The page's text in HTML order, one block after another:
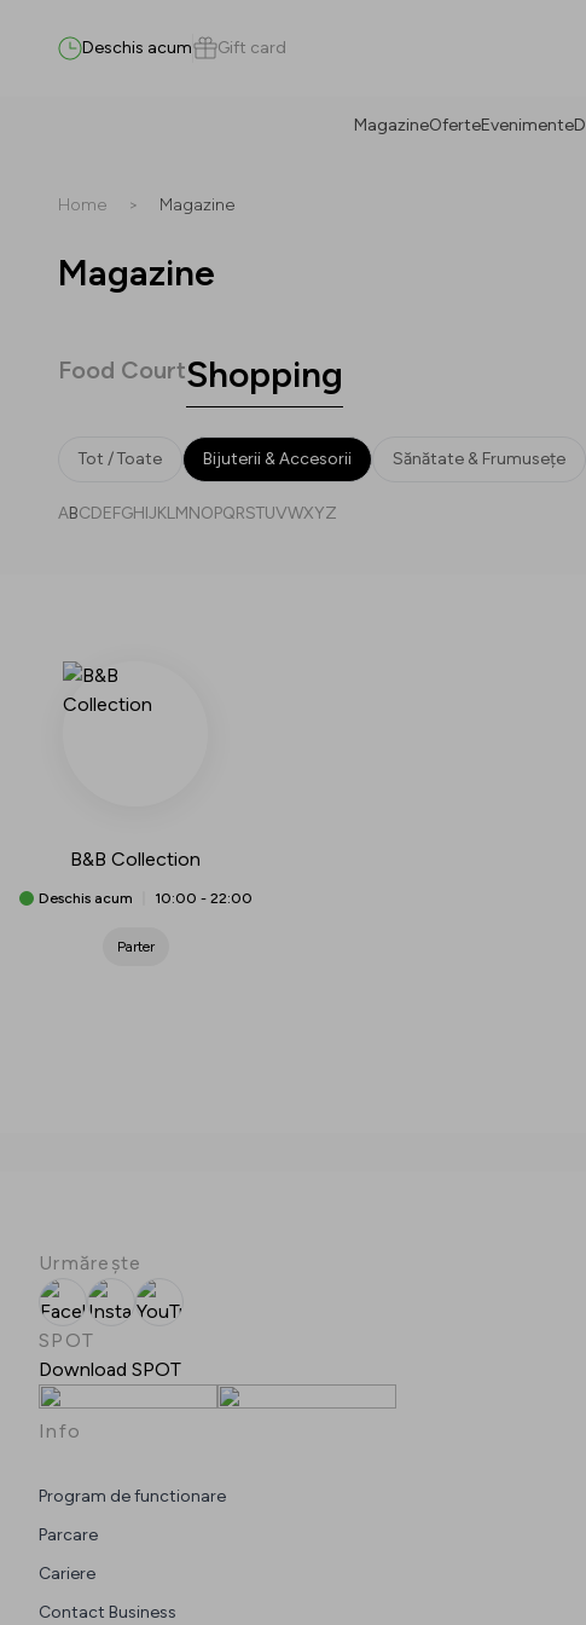
Deschis acum Gift card
MagazineOferteEvenimente
Home > Magazine
Magazine
Food CourtShopping
Tot / Toate Bijuterii & Accesorii Sănătate & Frumusețe
ABCDEFGHIJKLMNOPQRSTUVWXYZ
B&B Collection
Deschis acum 10:00 - 22:00
Parter
Urmărește
FacebookInstagramYouTube
SPOT
Download SPOT
Info
Program de functionare
Parcare
Cariere
Contact Business